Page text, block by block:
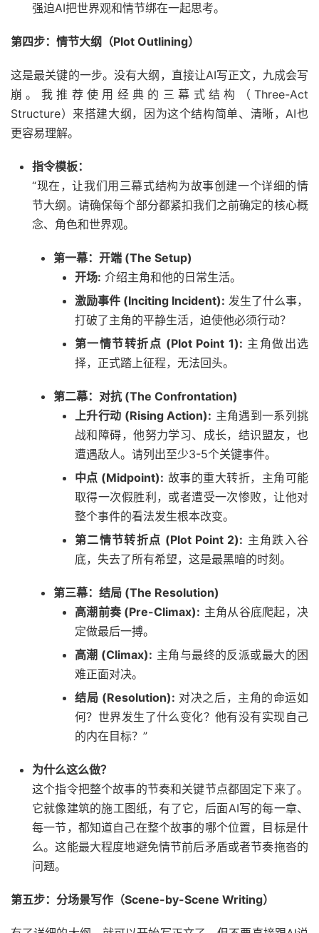
强迫AI把世界观和情节绑在一起思考。
第四步：情节大纲（Plot Outlining）
这是最关键的一步。没有大纲，直接让AI写正文，九成会写
崩。我推荐使用经典的三幕式结构（Three-Act
Structure）来搭建大纲，因为这个结构简单、清晰，AI也
更容易理解。
指令模板：
“现在，让我们用三幕式结构为故事创建一个详细的情
节大纲。请确保每个部分都紧扣我们之前确定的核心概
念、角色和世界观。
第一幕：开端 (The Setup)
开场: 介绍主角和他的日常生活。
激励事件 (Inciting Incident): 发生了什么事，
打破了主角的平静生活，迫使他必须行动？
第一情节转折点 (Plot Point 1): 主角做出选
择，正式踏上征程，无法回头。
第二幕：对抗 (The Confrontation)
上升行动 (Rising Action): 主角遇到一系列挑
战和障碍，他努力学习、成长，结识盟友，也
遭遇敌人。请列出至少3-5个关键事件。
中点 (Midpoint): 故事的重大转折，主角可能
取得一次假胜利，或者遭受一次惨败，让他对
整个事件的看法发生根本改变。
第二情节转折点 (Plot Point 2): 主角跌入谷
底，失去了所有希望，这是最黑暗的时刻。
第三幕：结局 (The Resolution)
高潮前奏 (Pre-Climax): 主角从谷底爬起，决
定做最后一搏。
高潮 (Climax): 主角与最终的反派或最大的困
难正面对决。
结局 (Resolution): 对决之后，主角的命运如
何？世界发生了什么变化？他有没有实现自己
的内在目标？”
为什么这么做？
这个指令把整个故事的节奏和关键节点都固定下来了。
它就像建筑的施工图纸，有了它，后面AI写的每一章、
每一节，都知道自己在整个故事的哪个位置，目标是什
么。这能最大程度地避免情节前后矛盾或者节奏拖沓的
问题。
第五步：分场景写作（Scene-by-Scene Writing）